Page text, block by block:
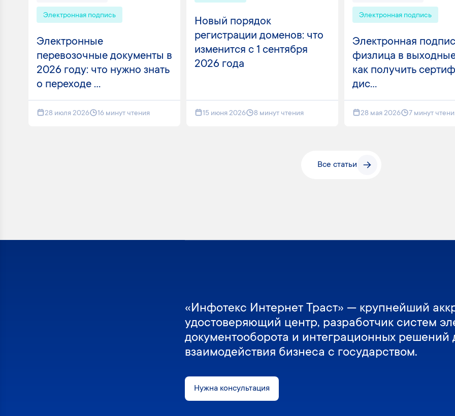
Электронная подпись
Электронные
перевозочные документы в
2026 году: что нужно знать
о переходе ...
28 июля 2026 16 минут чтения
Новый порядок
регистрации доменов: что
изменится с 1 сентября
2026 года
15 июня 2026 8 минут чтения
Электронная подпись
Электронная
физлица в
как получить
дис...
28 мая 2026 7 минут
Все статьи
«Инфотекс Интернет Траст» — крупнейший
удостоверяющий центр, разработчик систем
документооборота и интеграционных решений
взаимодействия бизнеса с государством.
Нужна консультация